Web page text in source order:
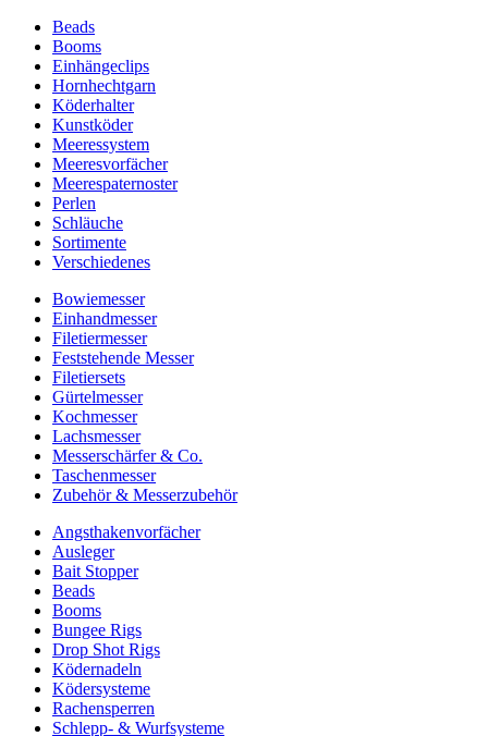
Beads
Booms
Einhängeclips
Hornhechtgarn
Köderhalter
Kunstköder
Meeressystem
Meeresvorfächer
Meerespaternoster
Perlen
Schläuche
Sortimente
Verschiedenes
Bowiemesser
Einhandmesser
Filetiermesser
Feststehende Messer
Filetiersets
Gürtelmesser
Kochmesser
Lachsmesser
Messerschärfer & Co.
Taschenmesser
Zubehör & Messerzubehör
Angsthakenvorfächer
Ausleger
Bait Stopper
Beads
Booms
Bungee Rigs
Drop Shot Rigs
Ködernadeln
Ködersysteme
Rachensperren
Schlepp- & Wurfsysteme